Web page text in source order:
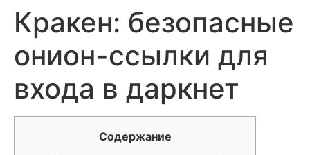
Кракен: безопасные
онион-ссылки для
входа в даркнет
Содержание